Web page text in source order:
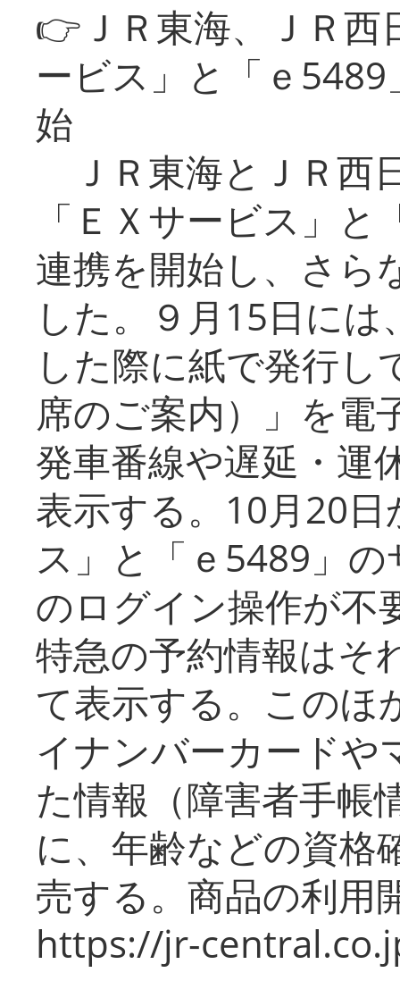
👉ＪＲ東海、ＪＲ
ービス」と「ｅ
始
ＪＲ東海とＪＲ西
「ＥＸサービス」
連携を開始し、さら
した。９月15日に
した際に紙で発行し
席のご案内）」を電
発車番線や遅延・運
表示する。10月20
ス」と「ｅ5489」
のログイン操作が不
特急の予約情報はそ
て表示する。このほ
イナンバーカードや
た情報（障害者手帳
に、年齢などの資格
売する。商品の利用
https://jr-